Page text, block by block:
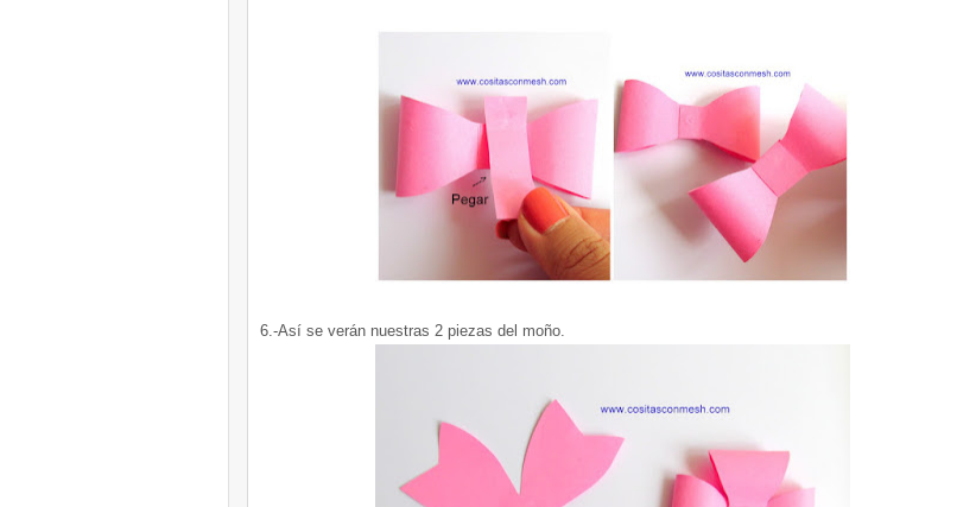
6.-Así se verán nuestras 2 piezas del moño.